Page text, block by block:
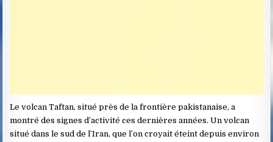
Le volcan Taftan, situé près de la frontière pakistanaise, a
montré des signes d’activité ces dernières années. Un volcan
situé dans le sud de l’Iran, que l’on croyait éteint depuis environ